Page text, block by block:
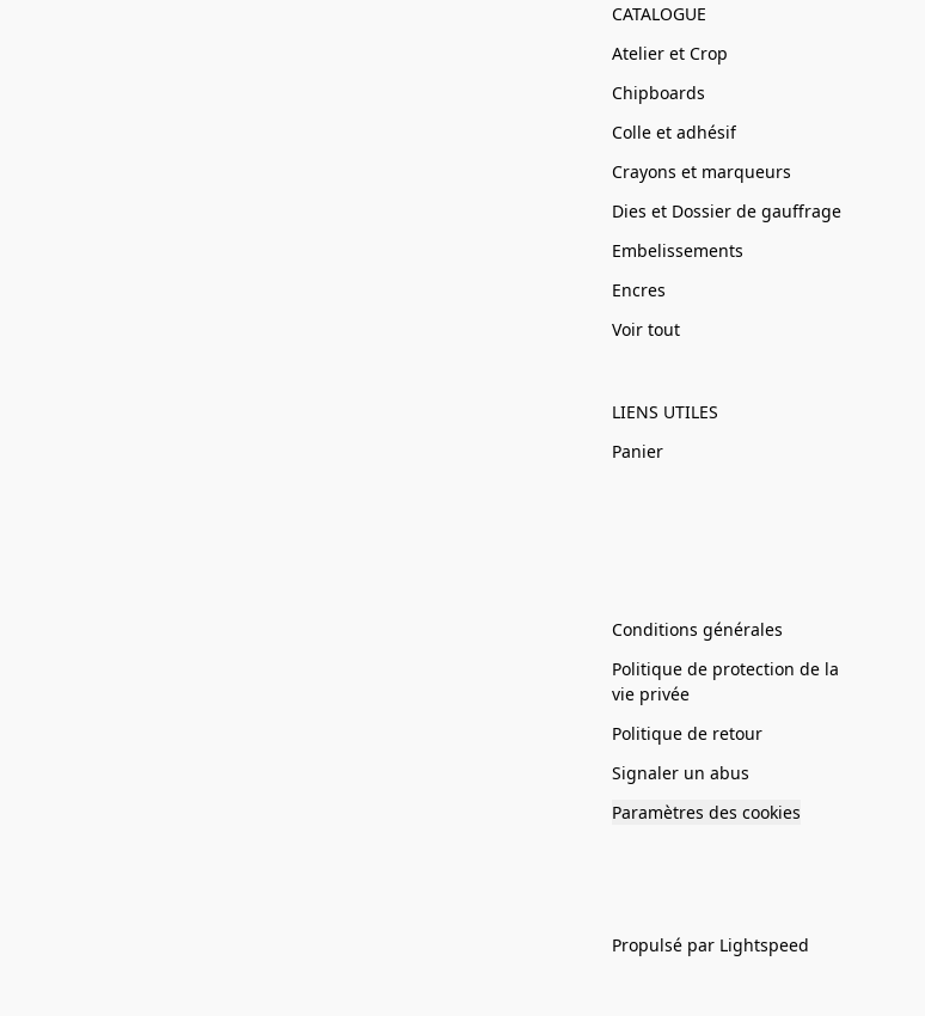
CATALOGUE
Atelier et Crop
Chipboards
Colle et adhésif
Crayons et marqueurs
Dies et Dossier de gauffrage
Embelissements
Encres
Voir tout
LIENS UTILES
Panier
Conditions générales
Politique de protection de la
vie privée
Politique de retour
Signaler un abus
Paramètres des cookies
Propulsé par Lightspeed